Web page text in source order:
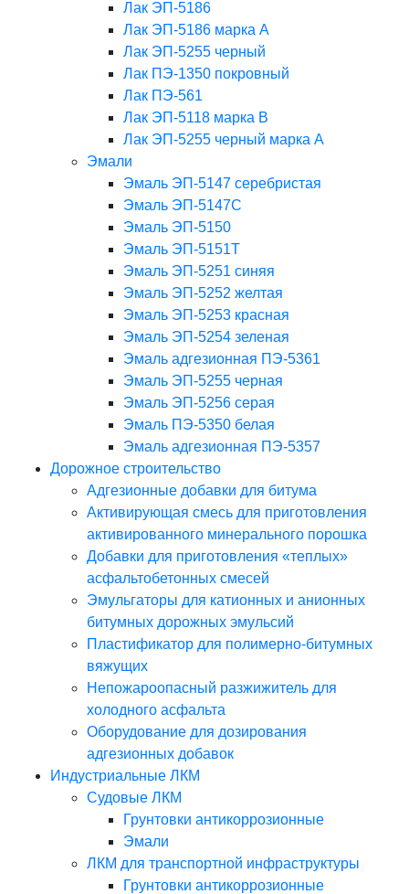
Лак ЭП-5186
Лак ЭП-5186 марка А
Лак ЭП-5255 черный
Лак ПЭ-1350 покровный
Лак ПЭ-561
Лак ЭП-5118 марка В
Лак ЭП-5255 черный марка А
Эмали
Эмаль ЭП-5147 серебристая
Эмаль ЭП-5147С
Эмаль ЭП-5150
Эмаль ЭП-5151Т
Эмаль ЭП-5251 синяя
Эмаль ЭП-5252 желтая
Эмаль ЭП-5253 красная
Эмаль ЭП-5254 зеленая
Эмаль адгезионная ПЭ-5361
Эмаль ЭП-5255 черная
Эмаль ЭП-5256 серая
Эмаль ПЭ-5350 белая
Эмаль адгезионная ПЭ-5357
Дорожное строительство
Адгезионные добавки для битума
Активирующая смесь для приготовления
активированного минерального порошка
Добавки для приготовления «теплых»
асфальтобетонных смесей
Эмульгаторы для катионных и анионных
битумных дорожных эмульсий
Пластификатор для полимерно-битумных
вяжущих
Непожароопасный разжижитель для
холодного асфальта
Оборудование для дозирования
адгезионных добавок
Индустриальные ЛКМ
Судовые ЛКМ
Грунтовки антикоррозионные
Эмали
ЛКМ для транспортной инфраструктуры
Грунтовки антикоррозионные